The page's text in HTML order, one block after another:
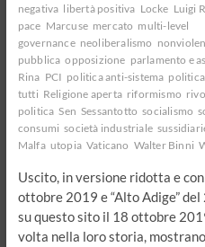
negativa libertà positiva Locke Luigi
pace Marcuse mercato multi-level
governance neoliberalismo
pubblica opposizione parlamento e
Rina PCI politica anti-sistema
tutti Religione aperta riformismo
politica Sen Sessantotto socialismo
consumi società industriale
Malfa utopia Vaticano Walter Binni
Uscito, in versione ridotta e
ottobre 2019 e “Alto Adige”
su questo sito il 18 ottobre
volta nella loro storia,